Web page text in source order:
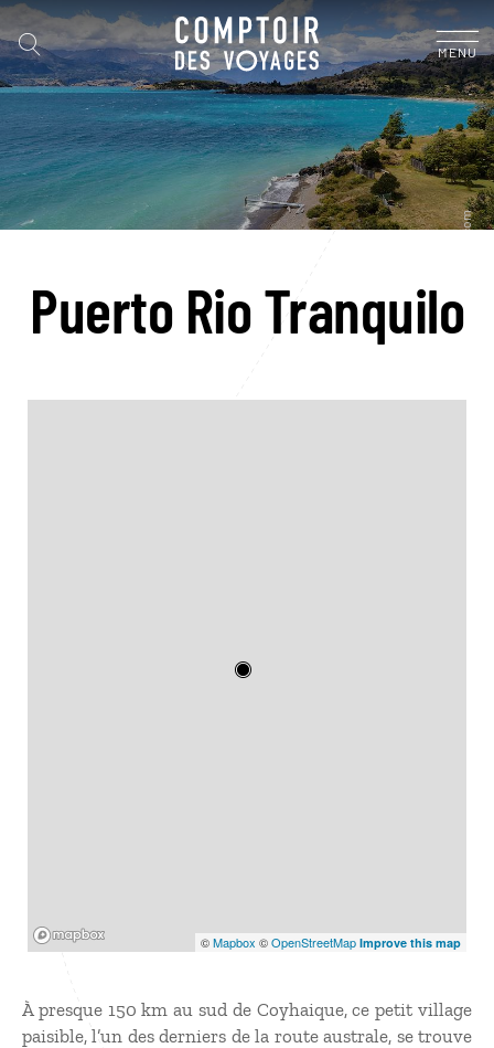
MENU
Puerto Rio Tranquilo
©Mapbox ©OpenStreetMap Improve this map
À presque 150 km au sud de Coyhaique, ce petit village
paisible, l’un des derniers de la route australe, se trouve